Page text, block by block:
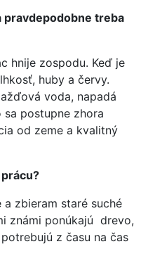
pravdepodobne treba
hnije zospodu. Keď je
huby a červy.
voda, napadá
sa postupne zhora
od zeme a kvalitný
a zbieram staré suché
známi ponúkajú drevo,
z času na čas